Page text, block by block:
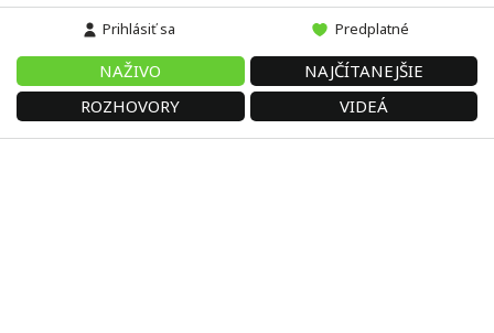
Prihlásiť sa Predplatné
NAŽIVO
NAJČÍTANEJŠIE
ROZHOVORY
VIDEÁ